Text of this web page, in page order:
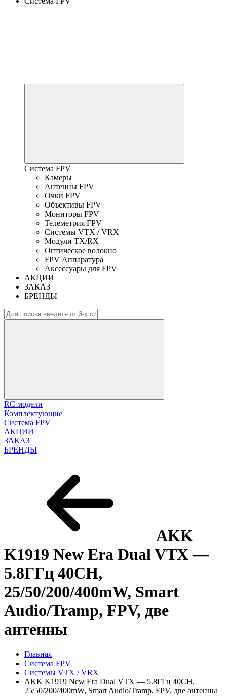
Система FPV
Камеры
Антенны FPV
Очки FPV
Объективы FPV
Мониторы FPV
Телеметрия FPV
Системы VTX / VRX
Модули TX/RX
Оптическое волокно
FPV Аппаратура
Аксессуары для FPV
АКЦИИ
ЗАКАЗ
БРЕНДЫ
RC модели
Комплектующие
Система FPV
АКЦИИ
ЗАКАЗ
БРЕНДЫ
AKK
K1919 New Era Dual VTX —
5.8ГГц 40CH,
25/50/200/400mW, Smart
Audio/Tramp, FPV, две
антенны
Главная
Система FPV
Системы VTX / VRX
AKK K1919 New Era Dual VTX — 5.8ГГц 40CH,
25/50/200/400mW, Smart Audio/Tramp, FPV, две антенны